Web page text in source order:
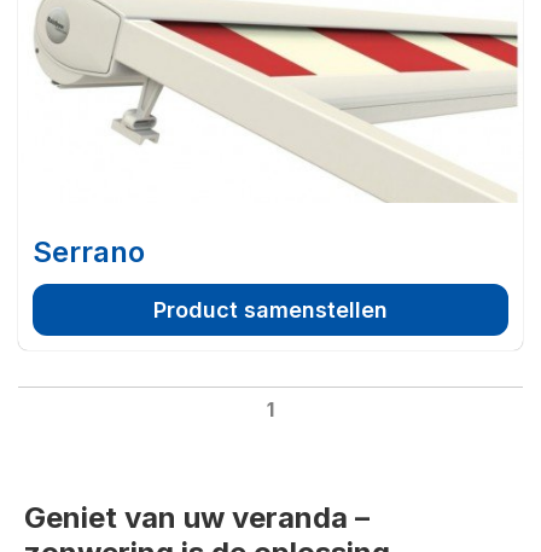
Serrano
Product samenstellen
1
Geniet van uw veranda –